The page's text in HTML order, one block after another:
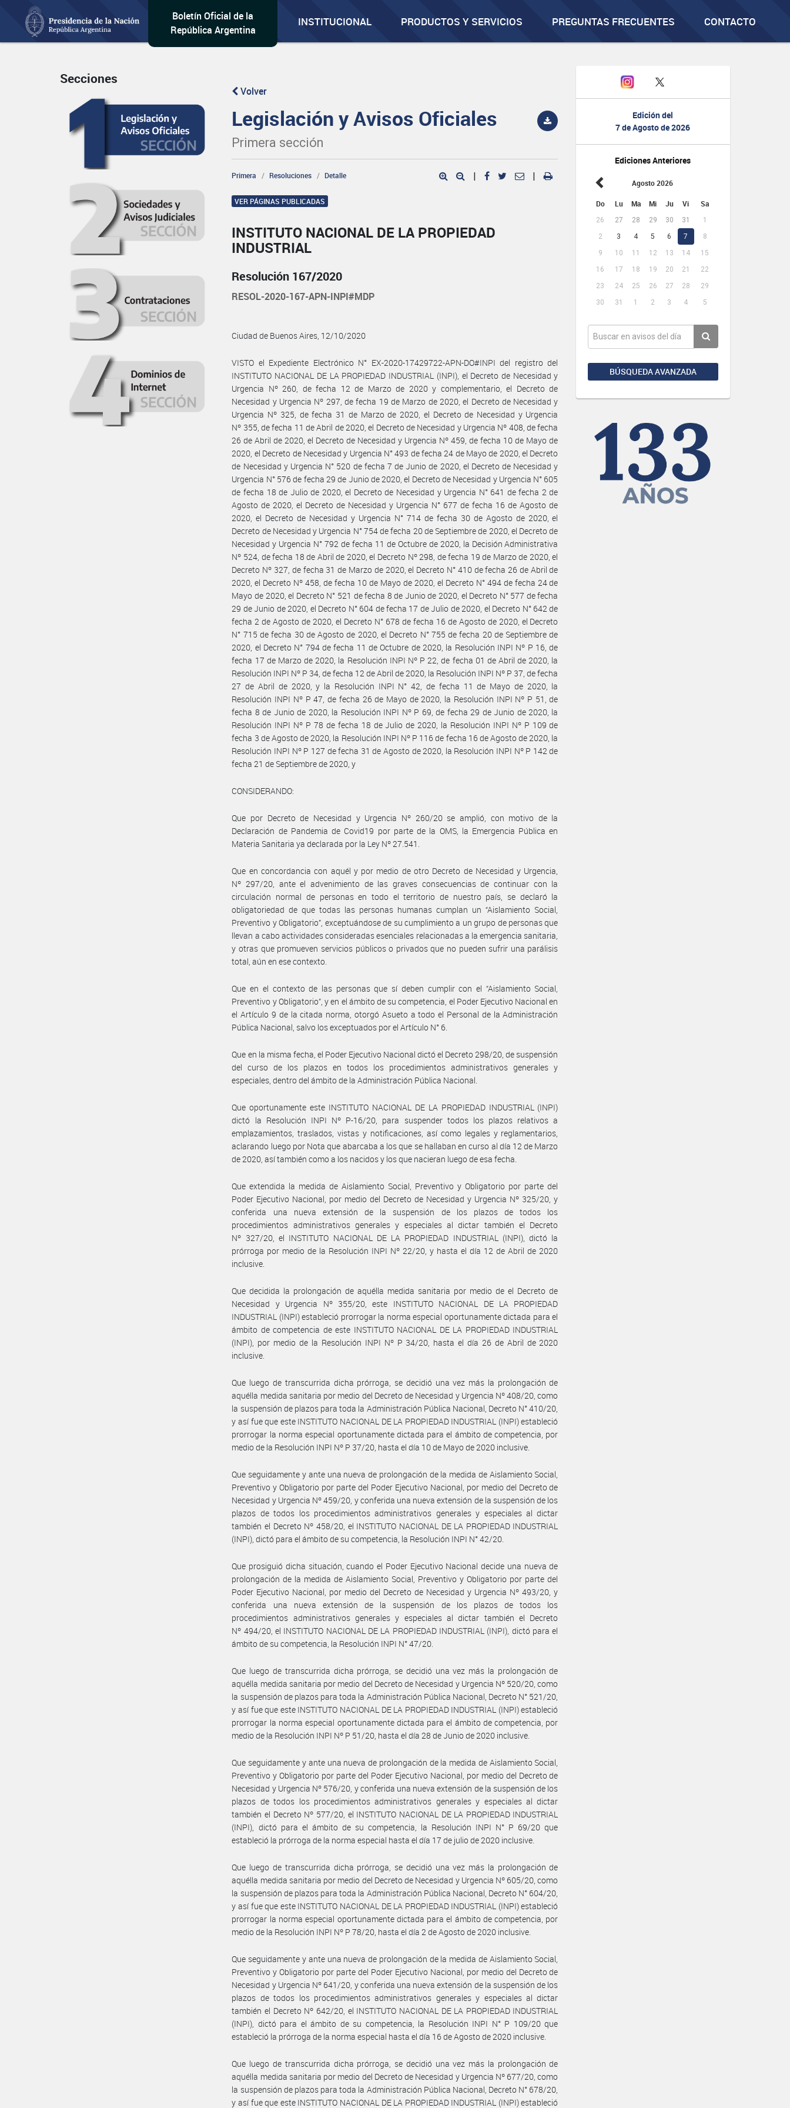
Boletín Oficial de la
República Argentina
INSTITUCIONAL PRODUCTOS Y SERVICIOS PREGUNTAS FRECUENTES CONTACTO
Edición del
7 de Agosto de 2026
Ediciones Anteriores
Agosto 2026
Do Lu Ma Mi Ju Vi Sa
26 27 28 29 30 31
1
2
3 4 5 6 7
8
9
10 11 12 13 14
15
16
17 18 19 20 21
22
23
24 25 26 27 28
29
30
31 1 2 3 4 5
BÚSQUEDA AVANZADA
Secciones
Volver
Legislación y Avisos Oficiales
Primera sección
Primera Resoluciones Detalle | |
VER PÁGINAS PUBLICADAS
INSTITUTO NACIONAL DE LA PROPIEDAD
INDUSTRIAL
Resolución 167/2020
RESOL-2020-167-APN-INPI#MDP
Ciudad de Buenos Aires, 12/10/2020
VISTO el Expediente Electrónico N° EX-2020-17429722-APN-DO#INPI del registro del
INSTITUTO NACIONAL DE LA PROPIEDAD INDUSTRIAL (INPI), el Decreto de Necesidad y
Urgencia Nº 260, de fecha 12 de Marzo de 2020 y complementario, el Decreto de
Necesidad y Urgencia Nº 297, de fecha 19 de Marzo de 2020, el Decreto de Necesidad y
Urgencia Nº 325, de fecha 31 de Marzo de 2020, el Decreto de Necesidad y Urgencia
Nº 355, de fecha 11 de Abril de 2020, el Decreto de Necesidad y Urgencia Nº 408, de fecha
26 de Abril de 2020, el Decreto de Necesidad y Urgencia Nº 459, de fecha 10 de Mayo de
2020, el Decreto de Necesidad y Urgencia N° 493 de fecha 24 de Mayo de 2020, el Decreto
de Necesidad y Urgencia N° 520 de fecha 7 de Junio de 2020, el Decreto de Necesidad y
Urgencia N° 576 de fecha 29 de Junio de 2020, el Decreto de Necesidad y Urgencia N° 605
de fecha 18 de Julio de 2020, el Decreto de Necesidad y Urgencia N° 641 de fecha 2 de
Agosto de 2020, el Decreto de Necesidad y Urgencia N° 677 de fecha 16 de Agosto de
2020, el Decreto de Necesidad y Urgencia N° 714 de fecha 30 de Agosto de 2020, el
Decreto de Necesidad y Urgencia N° 754 de fecha 20 de Septiembre de 2020, el Decreto de
Necesidad y Urgencia N° 792 de fecha 11 de Octubre de 2020, la Decisión Administrativa
Nº 524, de fecha 18 de Abril de 2020, el Decreto Nº 298, de fecha 19 de Marzo de 2020, el
Decreto Nº 327, de fecha 31 de Marzo de 2020, el Decreto N° 410 de fecha 26 de Abril de
2020, el Decreto Nº 458, de fecha 10 de Mayo de 2020, el Decreto N° 494 de fecha 24 de
Mayo de 2020, el Decreto N° 521 de fecha 8 de Junio de 2020, el Decreto N° 577 de fecha
29 de Junio de 2020, el Decreto N° 604 de fecha 17 de Julio de 2020, el Decreto N° 642 de
fecha 2 de Agosto de 2020, el Decreto N° 678 de fecha 16 de Agosto de 2020, el Decreto
N° 715 de fecha 30 de Agosto de 2020, el Decreto N° 755 de fecha 20 de Septiembre de
2020, el Decreto N° 794 de fecha 11 de Octubre de 2020, la Resolución INPI Nº P 16, de
fecha 17 de Marzo de 2020, la Resolución INPI Nº P 22, de fecha 01 de Abril de 2020, la
Resolución INPI Nº P 34, de fecha 12 de Abril de 2020, la Resolución INPI Nº P 37, de fecha
27 de Abril de 2020, y la Resolución INPI N° 42, de fecha 11 de Mayo de 2020, la
Resolución INPI Nº P 47, de fecha 26 de Mayo de 2020, la Resolución INPI Nº P 51, de
fecha 8 de Junio de 2020, la Resolución INPI Nº P 69, de fecha 29 de Junio de 2020, la
Resolución INPI Nº P 78 de fecha 18 de Julio de 2020, la Resolución INPI Nº P 109 de
fecha 3 de Agosto de 2020, la Resolución INPI Nº P 116 de fecha 16 de Agosto de 2020, la
Resolución INPI Nº P 127 de fecha 31 de Agosto de 2020, la Resolución INPI Nº P 142 de
fecha 21 de Septiembre de 2020, y
CONSIDERANDO:
Que por Decreto de Necesidad y Urgencia Nº 260/20 se amplió, con motivo de la
Declaración de Pandemia de Covid19 por parte de la OMS, la Emergencia Pública en
Materia Sanitaria ya declarada por la Ley Nº 27.541.
Que en concordancia con aquél y por medio de otro Decreto de Necesidad y Urgencia,
Nº 297/20, ante el advenimiento de las graves consecuencias de continuar con la
circulación normal de personas en todo el territorio de nuestro país, se declaró la
obligatoriedad de que todas las personas humanas cumplan un “Aislamiento Social,
Preventivo y Obligatorio”, exceptuándose de su cumplimiento a un grupo de personas que
llevan a cabo actividades consideradas esenciales relacionadas a la emergencia sanitaria,
y otras que promueven servicios públicos o privados que no pueden sufrir una parálisis
total, aún en ese contexto.
Que en el contexto de las personas que sí deben cumplir con el “Aislamiento Social,
Preventivo y Obligatorio”, y en el ámbito de su competencia, el Poder Ejecutivo Nacional en
el Artículo 9 de la citada norma, otorgó Asueto a todo el Personal de la Administración
Pública Nacional, salvo los exceptuados por el Artículo N° 6.
Que en la misma fecha, el Poder Ejecutivo Nacional dictó el Decreto 298/20, de suspensión
del curso de los plazos en todos los procedimientos administrativos generales y
especiales, dentro del ámbito de la Administración Pública Nacional.
Que oportunamente este INSTITUTO NACIONAL DE LA PROPIEDAD INDUSTRIAL (INPI)
dictó la Resolución INPI Nº P-16/20, para suspender todos los plazos relativos a
emplazamientos, traslados, vistas y notificaciones, así como legales y reglamentarios,
aclarando luego por Nota que abarcaba a los que se hallaban en curso al día 12 de Marzo
de 2020, así también como a los nacidos y los que nacieran luego de esa fecha.
Que extendida la medida de Aislamiento Social, Preventivo y Obligatorio por parte del
Poder Ejecutivo Nacional, por medio del Decreto de Necesidad y Urgencia Nº 325/20, y
conferida una nueva extensión de la suspensión de los plazos de todos los
procedimientos administrativos generales y especiales al dictar también el Decreto
Nº 327/20, el INSTITUTO NACIONAL DE LA PROPIEDAD INDUSTRIAL (INPI), dictó la
prórroga por medio de la Resolución INPI Nº 22/20, y hasta el día 12 de Abril de 2020
inclusive.
Que decidida la prolongación de aquélla medida sanitaria por medio de el Decreto de
Necesidad y Urgencia Nº 355/20, este INSTITUTO NACIONAL DE LA PROPIEDAD
INDUSTRIAL (INPI) estableció prorrogar la norma especial oportunamente dictada para el
ámbito de competencia de este INSTITUTO NACIONAL DE LA PROPIEDAD INDUSTRIAL
(INPI), por medio de la Resolución INPI Nº P 34/20, hasta el día 26 de Abril de 2020
inclusive.
Que luego de transcurrida dicha prórroga, se decidió una vez más la prolongación de
aquélla medida sanitaria por medio del Decreto de Necesidad y Urgencia Nº 408/20, como
la suspensión de plazos para toda la Administración Pública Nacional, Decreto N° 410/20,
y así fue que este INSTITUTO NACIONAL DE LA PROPIEDAD INDUSTRIAL (INPI) estableció
prorrogar la norma especial oportunamente dictada para el ámbito de competencia, por
medio de la Resolución INPI Nº P 37/20, hasta el día 10 de Mayo de 2020 inclusive.
Que seguidamente y ante una nueva de prolongación de la medida de Aislamiento Social,
Preventivo y Obligatorio por parte del Poder Ejecutivo Nacional, por medio del Decreto de
Necesidad y Urgencia Nº 459/20, y conferida una nueva extensión de la suspensión de los
plazos de todos los procedimientos administrativos generales y especiales al dictar
también el Decreto Nº 458/20, el INSTITUTO NACIONAL DE LA PROPIEDAD INDUSTRIAL
(INPI), dictó para el ámbito de su competencia, la Resolución INPI N° 42/20.
Que prosiguió dicha situación, cuando el Poder Ejecutivo Nacional decide una nueva de
prolongación de la medida de Aislamiento Social, Preventivo y Obligatorio por parte del
Poder Ejecutivo Nacional, por medio del Decreto de Necesidad y Urgencia Nº 493/20, y
conferida una nueva extensión de la suspensión de los plazos de todos los
procedimientos administrativos generales y especiales al dictar también el Decreto
Nº 494/20, el INSTITUTO NACIONAL DE LA PROPIEDAD INDUSTRIAL (INPI), dictó para el
ámbito de su competencia, la Resolución INPI N° 47/20.
Que luego de transcurrida dicha prórroga, se decidió una vez más la prolongación de
aquélla medida sanitaria por medio del Decreto de Necesidad y Urgencia Nº 520/20, como
la suspensión de plazos para toda la Administración Pública Nacional, Decreto N° 521/20,
y así fue que este INSTITUTO NACIONAL DE LA PROPIEDAD INDUSTRIAL (INPI) estableció
prorrogar la norma especial oportunamente dictada para el ámbito de competencia, por
medio de la Resolución INPI Nº P 51/20, hasta el día 28 de Junio de 2020 inclusive.
Que seguidamente y ante una nueva de prolongación de la medida de Aislamiento Social,
Preventivo y Obligatorio por parte del Poder Ejecutivo Nacional, por medio del Decreto de
Necesidad y Urgencia Nº 576/20, y conferida una nueva extensión de la suspensión de los
plazos de todos los procedimientos administrativos generales y especiales al dictar
también el Decreto Nº 577/20, el INSTITUTO NACIONAL DE LA PROPIEDAD INDUSTRIAL
(INPI), dictó para el ámbito de su competencia, la Resolución INPI N° P 69/20 que
estableció la prórroga de la norma especial hasta el día 17 de julio de 2020 inclusive.
Que luego de transcurrida dicha prórroga, se decidió una vez más la prolongación de
aquélla medida sanitaria por medio del Decreto de Necesidad y Urgencia Nº 605/20, como
la suspensión de plazos para toda la Administración Pública Nacional, Decreto N° 604/20,
y así fue que este INSTITUTO NACIONAL DE LA PROPIEDAD INDUSTRIAL (INPI) estableció
prorrogar la norma especial oportunamente dictada para el ámbito de competencia, por
medio de la Resolución INPI Nº P 78/20, hasta el día 2 de Agosto de 2020 inclusive.
Que seguidamente y ante una nueva de prolongación de la medida de Aislamiento Social,
Preventivo y Obligatorio por parte del Poder Ejecutivo Nacional, por medio del Decreto de
Necesidad y Urgencia Nº 641/20, y conferida una nueva extensión de la suspensión de los
plazos de todos los procedimientos administrativos generales y especiales al dictar
también el Decreto Nº 642/20, el INSTITUTO NACIONAL DE LA PROPIEDAD INDUSTRIAL
(INPI), dictó para el ámbito de su competencia, la Resolución INPI N° P 109/20 que
estableció la prórroga de la norma especial hasta el día 16 de Agosto de 2020 inclusive.
Que luego de transcurrida dicha prórroga, se decidió una vez más la prolongación de
aquélla medida sanitaria por medio del Decreto de Necesidad y Urgencia Nº 677/20, como
la suspensión de plazos para toda la Administración Pública Nacional, Decreto N° 678/20,
y así fue que este INSTITUTO NACIONAL DE LA PROPIEDAD INDUSTRIAL (INPI) estableció